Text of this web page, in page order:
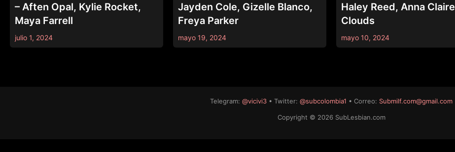
– Aften Opal, Kylie Rocket,
Maya Farrell
julio 1, 2024
Jayden Cole, Gizelle Blanco,
Freya Parker
mayo 19, 2024
Haley Reed, Anna Claire
Clouds
mayo 10, 2024
Telegram: @vicivi3 • Twitter: @subcolombia1 • Correo: Submilf.com@gmail.com
Copyright © 2026 SubLesbian.com